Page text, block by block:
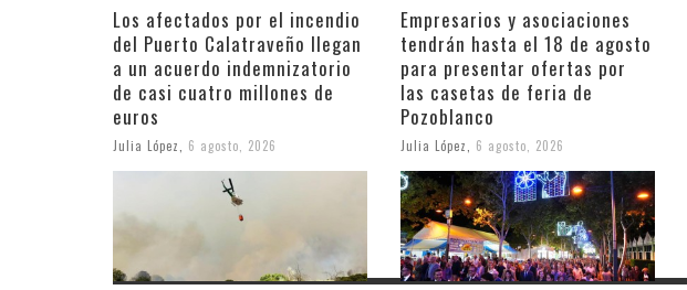
Los afectados por el incendio
del Puerto Calatraveño llegan
a un acuerdo indemnizatorio
de casi cuatro millones de
euros
Julia López 6 agosto, 2026
Empresarios y asociaciones
tendrán hasta el 18 de agosto
para presentar ofertas por
las casetas de feria de
Pozoblanco
Julia López 6 agosto, 2026